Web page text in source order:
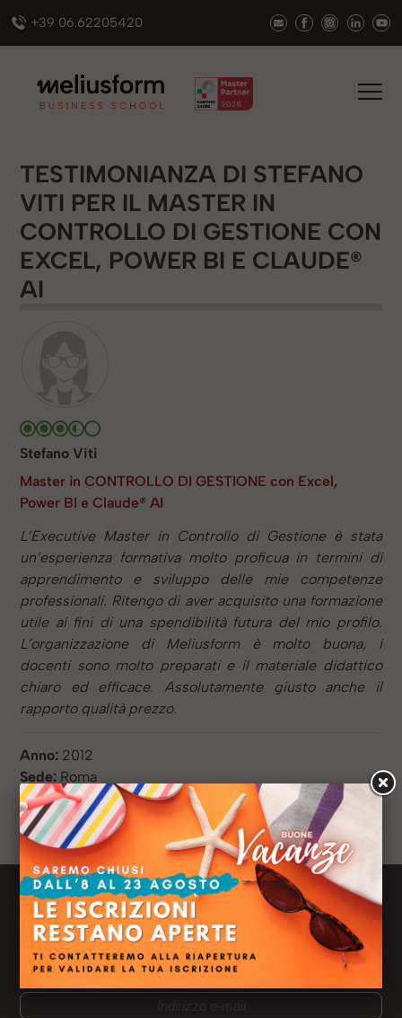
+39 06.62205420
TESTIMONIANZA DI STEFANO
VITI PER IL MASTER IN
CONTROLLO DI GESTIONE CON
EXCEL, POWER BI E CLAUDE®
AI
Stefano Viti
Master in CONTROLLO DI GESTIONE con Excel,
Power BI e Claude® AI
L’Executive Master in Controllo di Gestione è stata
un’esperienza formativa molto proficua in termini di
apprendimento e sviluppo delle mie competenze
professionali. Ritengo di aver acquisito una formazione
utile ai fini di una spendibilità futura del mio profilo.
L’organizzazione di Meliusform è molto buona, i
docenti sono molto preparati e il materiale didattico
chiaro ed efficace. Assolutamente giusto anche il
rapporto qualità prezzo.
Anno: 2012
Sede: Roma
Titolo di studio:Diploma Ragioneria
Ruolo:Libero Professionista
Newsletter Meliusform
Ricevi le news dal mondo Meliusform
Non perderti nessuno dei nostri eventi e contenuti